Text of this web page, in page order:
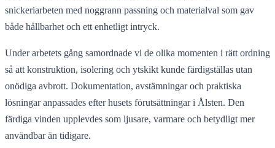
snickeriarbeten med noggrann passning och materialval som gav
både hållbarhet och ett enhetligt intryck.
Under arbetets gång samordnade vi de olika momenten i rätt ordning
så att konstruktion, isolering och ytskikt kunde färdigställas utan
onödiga avbrott. Dokumentation, avstämningar och praktiska
lösningar anpassades efter husets förutsättningar i Ålsten. Den
färdiga vinden upplevdes som ljusare, varmare och betydligt mer
användbar än tidigare.